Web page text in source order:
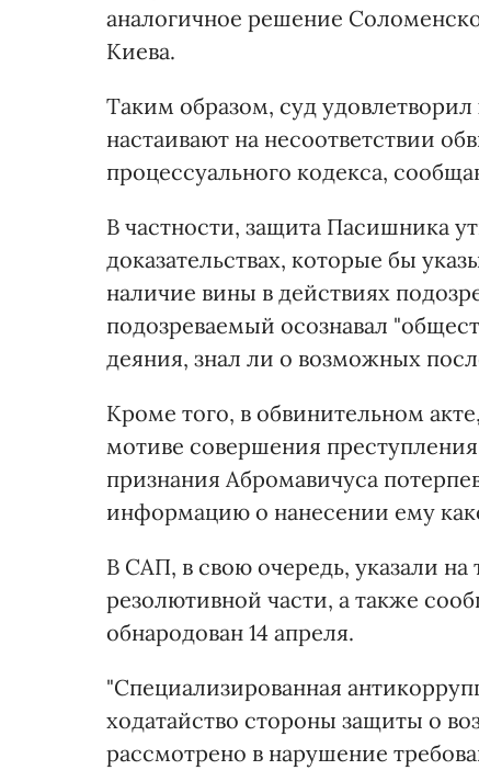
аналогичное решение
Киева.
Таким образом, суд
настаивают на несоответствии
процессуального кодекса,
В частности, защита Пасишника
доказательствах, которые бы
наличие вины в действиях
подозреваемый осознавал
деяния, знал ли о возможных
Кроме того, в обвинительном
мотиве совершения
признания Абромавичуса
информацию о нанесении ему
В САП, в свою очередь, указали на
резолютивной части, а также
обнародован 14 апреля.
"Специализированная
ходатайство стороны защиты о
рассмотрено в нарушение